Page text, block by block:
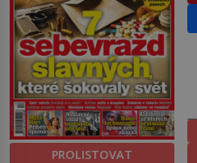
PROLISTOVAT